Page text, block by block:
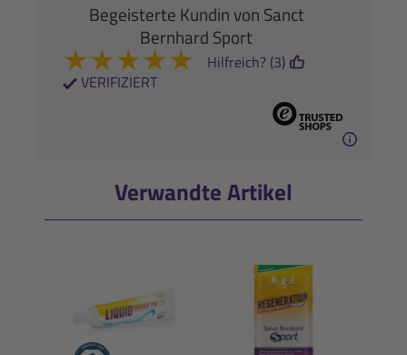
Begeisterte Kundin von Sanct
Bernhard Sport
★★★★★
VERIFIZIERT
Hilfreich? (3)
Verwandte Artikel